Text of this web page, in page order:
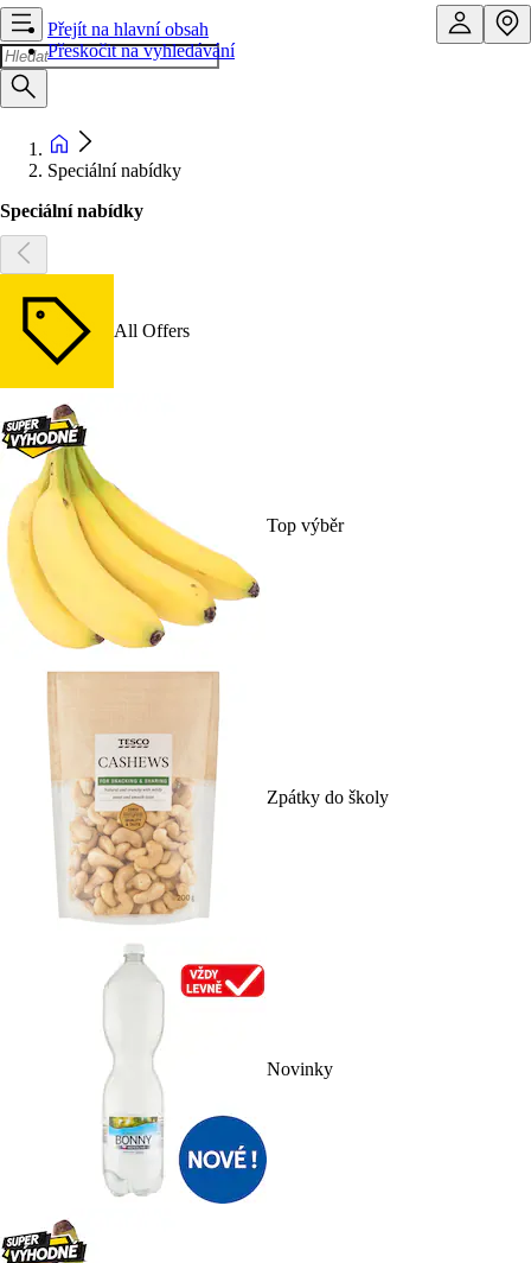
Přejít na hlavní obsah
Přeskočit na vyhledávání
Speciální nabídky
Speciální nabídky
All Offers
Top výběr
Zpátky do školy
Novinky